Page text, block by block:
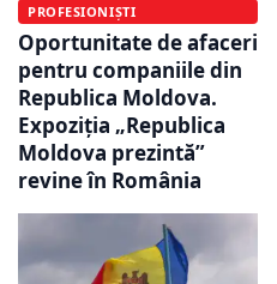
PROFESIONIȘTI
Oportunitate de afaceri
pentru companiile din
Republica Moldova.
Expoziția „Republica
Moldova prezintă”
revine în România